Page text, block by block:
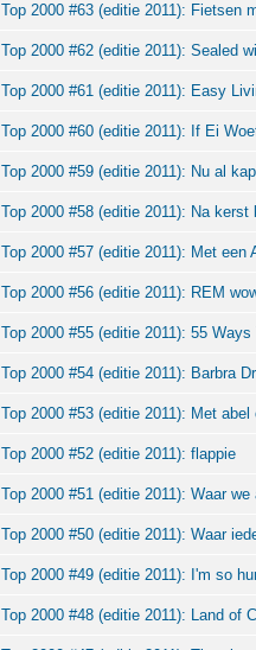
Top 2000 #63 (editie 2011): Fietsen
Top 2000 #62 (editie 2011): Sealed
Top 2000 #61 (editie 2011): Easy
Top 2000 #60 (editie 2011): If Ei
Top 2000 #59 (editie 2011): Nu al
Top 2000 #58 (editie 2011): Na kerst
Top 2000 #57 (editie 2011): Met een
Top 2000 #56 (editie 2011): REM
Top 2000 #55 (editie 2011): 55
Top 2000 #54 (editie 2011): Barbra
Top 2000 #53 (editie 2011): Met abel
Top 2000 #52 (editie 2011): flappie
Top 2000 #51 (editie 2011): Waar
Top 2000 #50 (editie 2011): Waar
Top 2000 #49 (editie 2011): I'm so
Top 2000 #48 (editie 2011): Land of